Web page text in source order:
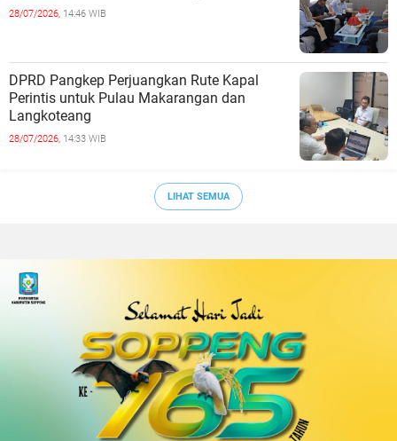
28/07/2026, 14:46 WIB
DPRD Pangkep Perjuangkan Rute Kapal
Perintis untuk Pulau Makarangan dan
Langkoteang
28/07/2026, 14:33 WIB
LIHAT SEMUA